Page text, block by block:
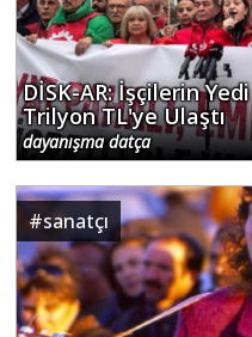
DİSK-AR: İşçilerin
Trilyon TL'ye Ulaştı
dayanışma datça
#sanatçı